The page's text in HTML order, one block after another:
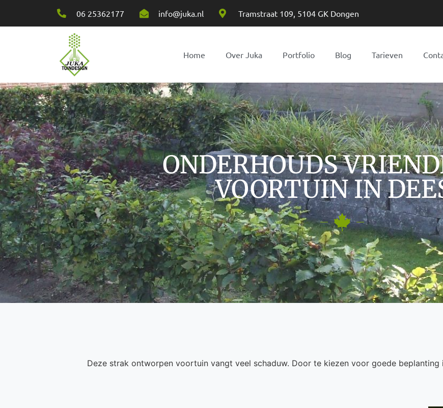
06 25362177 info@juka.nl Tramstraat 109, 5104 GK Dongen
Home Over Juka Portfolio Blog Tarieven
ONDERHOUDS
VOORTUIN IN
Deze strak ontworpen voortuin vangt veel schaduw. Door te kiezen voor goede